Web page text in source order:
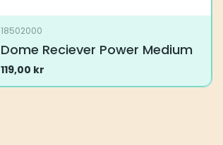
18502000
Dome Reciever Power Medium
119,00 kr